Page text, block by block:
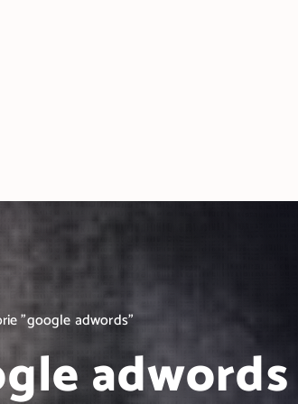
"google adwords"
adwords